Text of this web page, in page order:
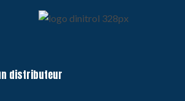
distributeur